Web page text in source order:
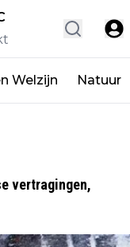
Welzijn Natuur
vertragingen,